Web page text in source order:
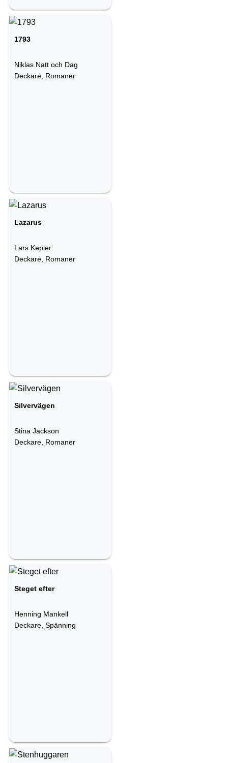
1793
Niklas Natt och Dag
Deckare, Romaner
Lazarus
Lars Kepler
Deckare, Romaner
Silvervägen
Stina Jackson
Deckare, Romaner
Steget efter
Henning Mankell
Deckare, Spänning